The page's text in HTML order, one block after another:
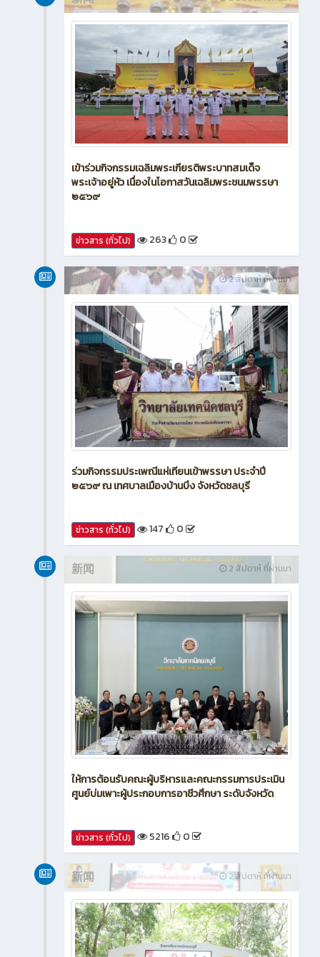
เข้าร่วมกิจกรรมเฉลิมพระเกียรติพระบาทสมเด็จ
พระเจ้าอยู่หัว เนื่องในโอกาสวันเฉลิมพระชนมพรรษา
๒๕๖๙
ข่าวสาร (ทั่วไป) 263 0
2 สัปดาห์ ที่ผ่านมา
新闻
ร่วมกิจกรรมประเพณีแห่เทียนเข้าพรรษา ประจำปี
๒๕๖๙ ณ เทศบาลเมืองบ้านบึง จังหวัดชลบุรี
ข่าวสาร (ทั่วไป) 147 0
2 สัปดาห์ ที่ผ่านมา
新闻
ให้การต้อนรับคณะผู้บริหารและคณะกรรมการประเมิน
ศูนย์บ่มเพาะผู้ประกอบการอาชีวศึกษา ระดับจังหวัด
ข่าวสาร (ทั่วไป) 5216 0
2 สัปดาห์ ที่ผ่านมา
新闻